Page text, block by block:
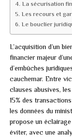
La sécurisation
Les recours et
Le bouclier
L’acquisition d’un
financier majeur
d’embûches
cauchemar. Entre
clauses abusives,
15% des
les données du
propose un
éviter, avec une